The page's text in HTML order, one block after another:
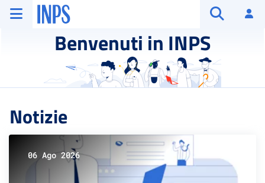
Vai al menu principale
Vai al contenuto principale
Vai al pie' di pagina
INPS ()
Benvenuti in INPS
Notizie
06 Ago 2026